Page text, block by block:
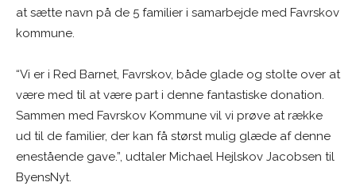
at sætte navn på de 5 familier i samarbejde med Favrskov
kommune.
“Vi er i Red Barnet, Favrskov, både glade og stolte over at
være med til at være part i denne fantastiske donation.
Sammen med Favrskov Kommune vil vi prøve at række
ud til de familier, der kan få størst mulig glæde af denne
enestående gave.”, udtaler Michael Hejlskov Jacobsen til
ByensNyt.